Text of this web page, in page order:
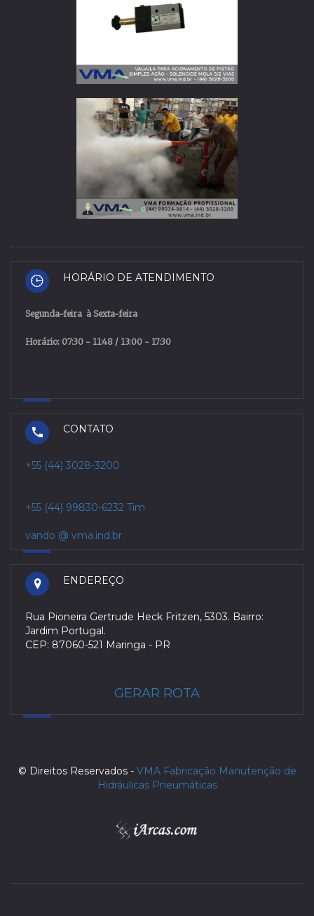
HORÁRIO DE ATENDIMENTO
Segunda-feira à Sexta-feira
Horário: 07:30 - 11:48 / 13:00 - 17:30
CONTATO
+55 (44) 3028-3200
+55 (44) 99830-6232 Tim
vando @ vma.ind.br
ENDEREÇO
Rua Pioneira Gertrude Heck Fritzen, 5303. Bairro:
Jardim Portugal.
CEP: 87060-521 Maringa - PR
GERAR ROTA
© Direitos Reservados - VMA Fabricação Manutenção de
Hidráulicas Pneumáticas